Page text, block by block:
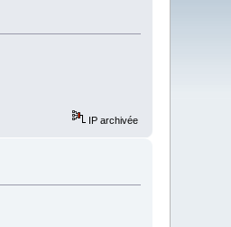
IP archivée